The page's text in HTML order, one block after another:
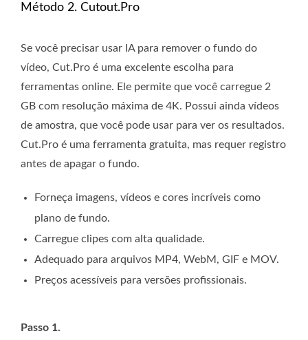
Método 2. Cutout.Pro
Se você precisar usar IA para remover o fundo do
vídeo, Cut.Pro é uma excelente escolha para
ferramentas online. Ele permite que você carregue 2
GB com resolução máxima de 4K. Possui ainda vídeos
de amostra, que você pode usar para ver os resultados.
Cut.Pro é uma ferramenta gratuita, mas requer registro
antes de apagar o fundo.
Forneça imagens, vídeos e cores incríveis como
plano de fundo.
Carregue clipes com alta qualidade.
Adequado para arquivos MP4, WebM, GIF e MOV.
Preços acessíveis para versões profissionais.
Passo 1.